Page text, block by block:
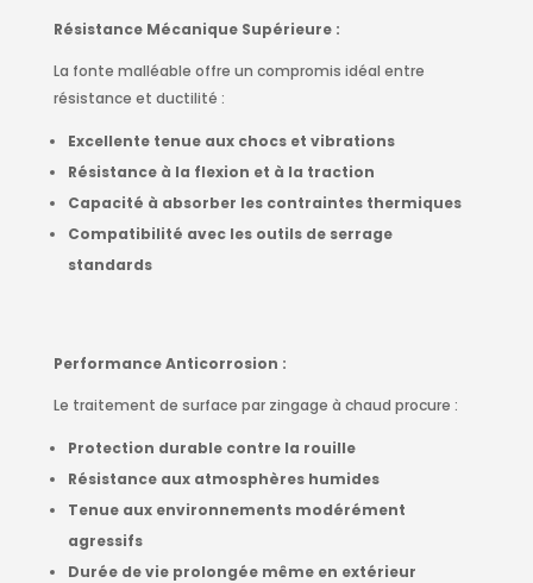
Résistance Mécanique Supérieure :
La fonte malléable offre un compromis idéal entre
résistance et ductilité :
Excellente tenue aux chocs et vibrations
Résistance à la flexion et à la traction
Capacité à absorber les contraintes thermiques
Compatibilité avec les outils de serrage
standards
Performance Anticorrosion :
Le traitement de surface par zingage à chaud procure :
Protection durable contre la rouille
Résistance aux atmosphères humides
Tenue aux environnements modérément
agressifs
Durée de vie prolongée même en extérieur